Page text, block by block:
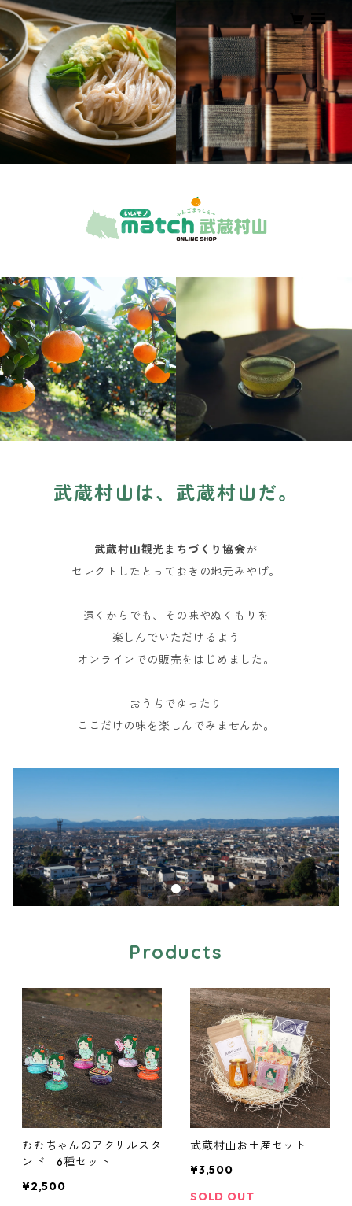
武蔵村山は、武蔵村山だ。
武蔵村山観光まちづくり協会が
セレクトしたとっておきの地元みやげ。
遠くからでも、その味やぬくもりを
楽しんでいただけるよう
オンラインでの販売をはじめました。
おうちでゆったり
ここだけの味を楽しんでみませんか。
Products
むむちゃんのアクリルスタ
ンド 6種セット
¥2,500
武蔵村山お土産セット
¥3,500
SOLD OUT